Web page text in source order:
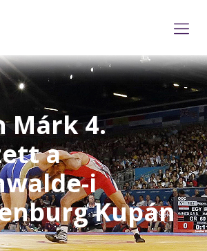
Márk 4.
a
i
Kupán